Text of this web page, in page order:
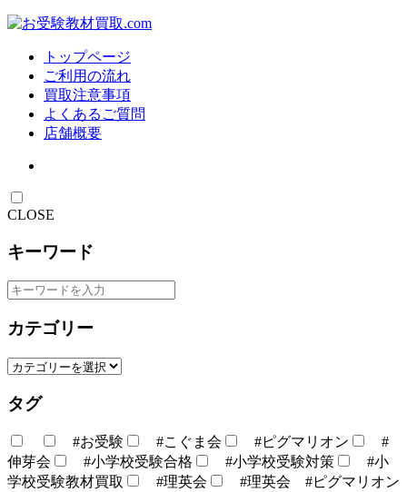
トップページ
ご利用の流れ
買取注意事項
よくあるご質問
店舗概要
CLOSE
キーワード
カテゴリー
タグ
#お受験 #こぐま会 #ピグマリオン
#
伸芽会
#小学校受験合格 #小学校受験対策
#小
学校受験教材買取
#理英会
#理英会 #ピグマリオン